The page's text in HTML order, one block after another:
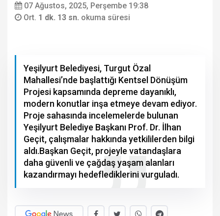
07 Ağustos, 2025, Perşembe 19:38
Ort. 1 dk. 13 sn. okuma süresi
Yeşilyurt Belediyesi, Turgut Özal
Mahallesi’nde başlattığı Kentsel Dönüşüm
Projesi kapsamında depreme dayanıklı,
modern konutlar inşa etmeye devam ediyor.
Proje sahasında incelemelerde bulunan
Yeşilyurt Belediye Başkanı Prof. Dr. İlhan
Geçit, çalışmalar hakkında yetkililerden bilgi
aldı.Başkan Geçit, projeyle vatandaşlara
daha güvenli ve çağdaş yaşam alanları
kazandırmayı hedeflediklerini vurguladı.